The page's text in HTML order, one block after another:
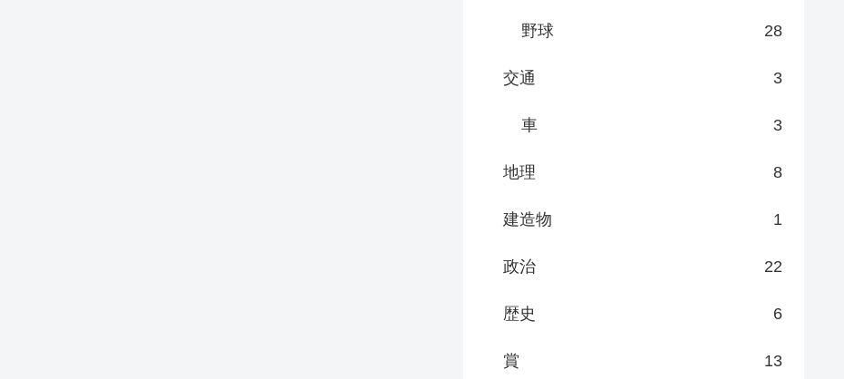
野球 28
交通 3
車 3
地理 8
建造物 1
政治 22
歴史 6
賞 13